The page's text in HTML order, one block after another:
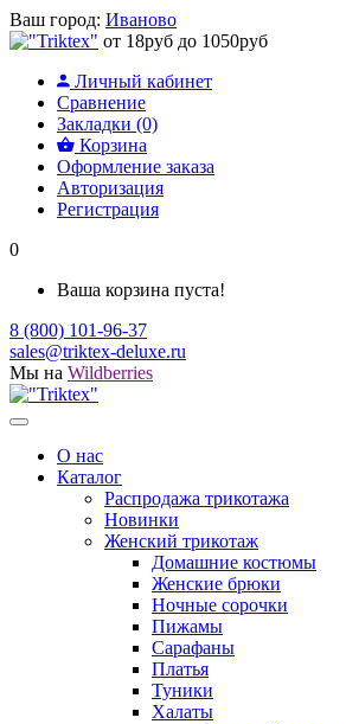
Ваш город: Иваново
от 18руб до 1050руб
Личный кабинет
Сравнение
Закладки (0)
Корзина
Оформление заказа
Авторизация
Регистрация
0
Ваша корзина пуста!
8 (800) 101-96-37
sales@triktex-deluxe.ru
Мы на Wildberries
О нас
Каталог
Распродажа трикотажа
Новинки
Женский трикотаж
Домашние костюмы
Женские брюки
Ночные сорочки
Пижамы
Сарафаны
Платья
Туники
Халаты